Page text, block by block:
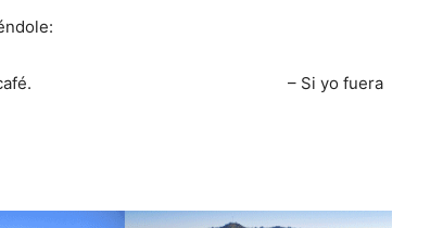
veneno a su café. – Si yo fuera